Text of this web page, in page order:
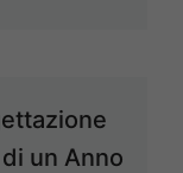
un Anno